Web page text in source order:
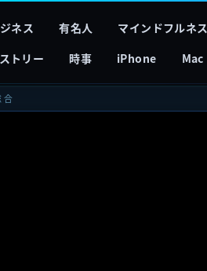
ネス 有名人 マインドフルネス
トリー 時事 iPhone Mac
合